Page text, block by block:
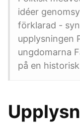
idéer
förklarad -
upplysningen
ungdomarna
på en